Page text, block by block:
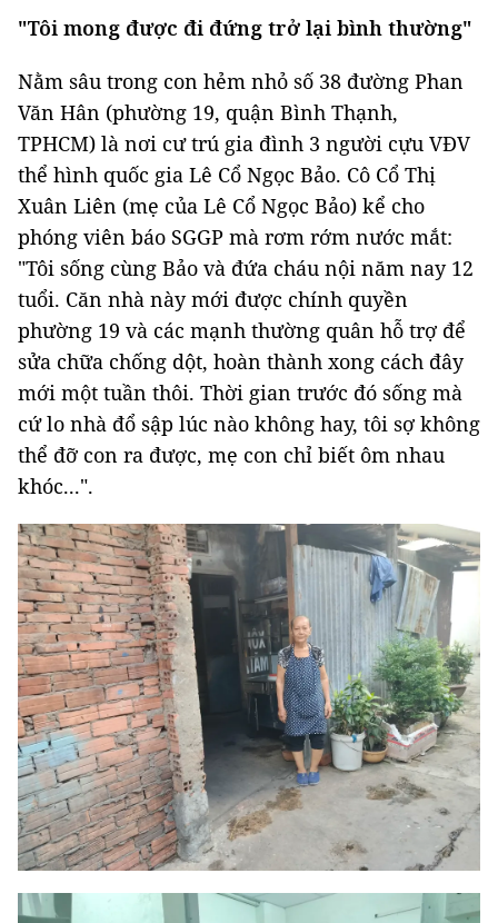
"Tôi mong được đi đứng trở lại bình thường"
Nằm sâu trong con hẻm nhỏ số 38 đường Phan
Văn Hân (phường 19, quận Bình Thạnh,
TPHCM) là nơi cư trú gia đình 3 người cựu VĐV
thể hình quốc gia Lê Cổ Ngọc Bảo. Cô Cổ Thị
Xuân Liên (mẹ của Lê Cổ Ngọc Bảo) kể cho
phóng viên báo SGGP mà rơm rớm nước mắt:
"Tôi sống cùng Bảo và đứa cháu nội năm nay 12
tuổi. Căn nhà này mới được chính quyền
phường 19 và các mạnh thường quân hỗ trợ để
sửa chữa chống dột, hoàn thành xong cách đây
mới một tuần thôi. Thời gian trước đó sống mà
cứ lo nhà đổ sập lúc nào không hay, tôi sợ không
thể đỡ con ra được, mẹ con chỉ biết ôm nhau
khóc...".